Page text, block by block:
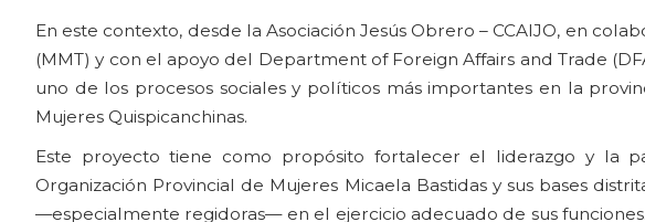
En este contexto, desde la Asociación Jesús Obrero – CCAIJO, en
(MMT) y con el apoyo del Department of Foreign Affairs and Trade
uno de los procesos sociales y políticos más importantes en la
Mujeres Quispicanchinas.
Este proyecto tiene como propósito fortalecer el liderazgo y la
Organización Provincial de Mujeres Micaela Bastidas y sus bases
—especialmente regidoras— en el ejercicio adecuado de sus